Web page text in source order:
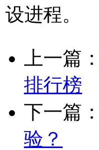
设进程。
上一篇：
排行榜
下一篇：
验？